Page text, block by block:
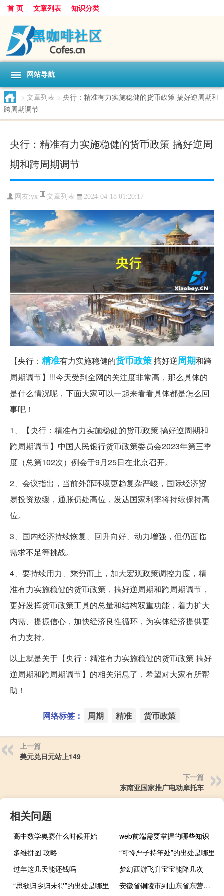
首 页 文章列表 知识分类
网站导航
> 文章列表 > 央行：精准有力实施稳健的货币政策 搞好逆周期和
跨周期调节
央行：精准有力实施稳健的货币政策 搞好逆周
期和跨周期调节
网友:yx 文章列表 2024-04-18 01:20:17
【央行： 精准有力实施稳健的货币政策搞好逆周期和跨
周期调节】!!!今天受到全网的关注度非常高，那么具体的
是什么情况呢，下面大家可以一起来看看具体都是怎么回
事吧！
1、【央行：精准有力实施稳健的货币政策 搞好逆周期和
跨周期调节】中国人民银行货币政策委员会2023年第三季
度（总第102次）例会于9月25日在北京召开。
2、会议指出，当前外部环境更趋复杂严峻，国际经济贸
易投资放缓，通胀仍处高位，发达国家利率将持续保持高
位。
3、国内经济持续恢复、回升向好、动力增强，但仍面临
需求不足等挑战。
4、要持续用力、乘势而上，加大宏观政策调控力度，精
准有力实施稳健的货币政策，搞好逆周期和跨周期调节，
更好发挥货币政策工具的总量和结构双重功能，着力扩大
内需、提振信心，加快经济良性循环，为实体经济提供更
有力支持。
以上就是关于【央行：精准有力实施稳健的货币政策 搞好
逆周期和跨周期调节】的相关消息了，希望对大家有所帮
助！
网络标签： 周期 精准 货币政策
上一篇
美元兑日元站上149
下一篇
东南亚国家推广电动摩托车
相关问题
高中数学奥赛什么时候开始
web前端需要掌握的哪些知识
多维拼图 攻略
“可怜严子持竿处”的出处是哪里
过年这几天能还钱吗
梦幻西游飞升宝宝能降几次
“思欲归乡归未得”的出处是哪里
安徽省铜陵市到山东省东营市广饶县多少公里。